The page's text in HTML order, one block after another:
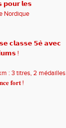
𝗹𝗲𝘀
!
Nordique
𝗰𝗹𝗮𝘀𝘀𝗲 𝟱𝗲̀ 𝗮𝘃𝗲𝗰
!
: 3 titres, 2 médailles
𝐟𝐨𝐫𝐭 !